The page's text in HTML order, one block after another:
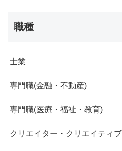
職種
士業
専門職(金融・不動産)
専門職(医療・福祉・教育)
クリエイター・クリエイティブ